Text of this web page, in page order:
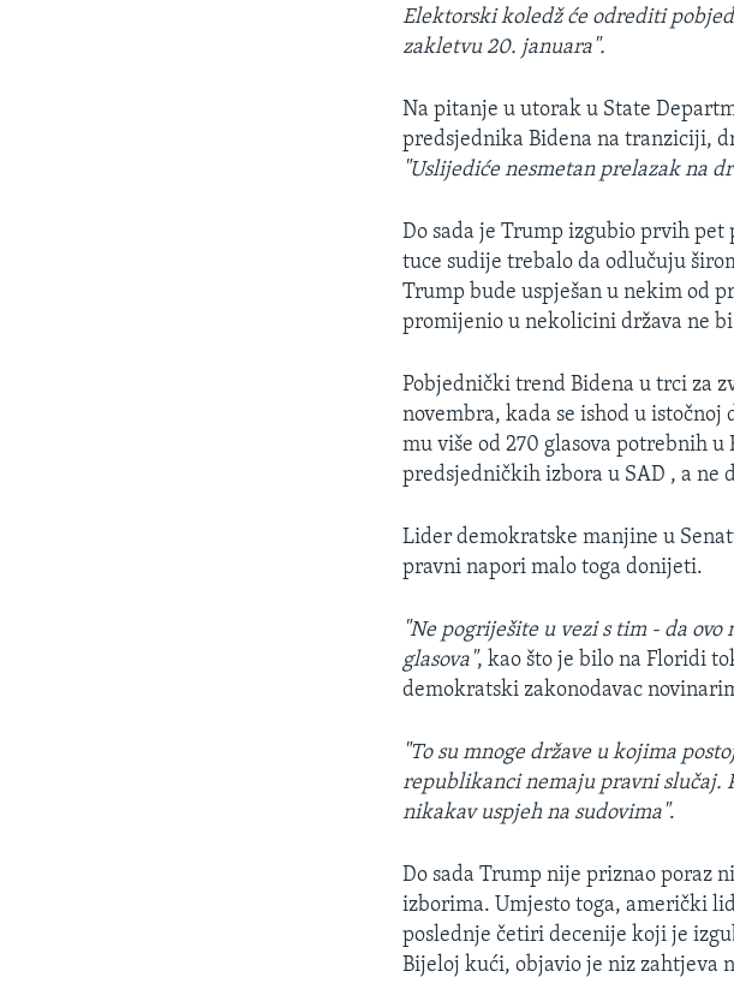
Elektorski koledž će odrediti
zakletvu 20. januara".
Na pitanje u utorak u State
predsjednika Bidena na tranziciji,
"Uslijediće nesmetan prelazak na
Do sada je Trump izgubio prvih
tuce sudije trebalo da odlučuju
Trump bude uspješan u nekim od
promijenio u nekolicini država ne
Pobjednički trend Bidena u trci za
novembra, kada se ishod u
mu više od 270 glasova potrebnih
predsjedničkih izbora u SAD , a ne
Lider demokratske manjine u
pravni napori malo toga donijeti.
"Ne pogriješite u vezi s tim - da
glasova", kao što je bilo na Floridi
demokratski zakonodavac
"To su mnoge države u kojima
republikanci nemaju pravni slučaj.
nikakav uspjeh na sudovima".
Do sada Trump nije priznao poraz
izborima. Umjesto toga, američki
poslednje četiri decenije koji je
Bijeloj kući, objavio je niz zahtjeva